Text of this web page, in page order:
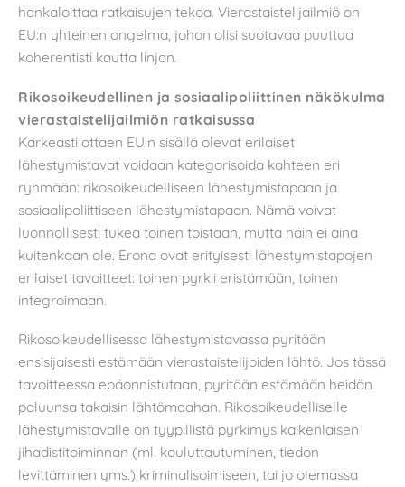
hankaloittaa ratkaisujen tekoa. Vierastaistelijailmiö on
EU:n yhteinen ongelma, johon olisi suotavaa puuttua
koherentisti kautta linjan.
Rikosoikeudellinen ja sosiaalipoliittinen näkökulma
vierastaistelijailmiön ratkaisussa
Karkeasti ottaen EU:n sisällä olevat erilaiset
lähestymistavat voidaan kategorisoida kahteen eri
ryhmään: rikosoikeudelliseen lähestymistapaan ja
sosiaalipoliittiseen lähestymistapaan. Nämä voivat
luonnollisesti tukea toinen toistaan, mutta näin ei aina
kuitenkaan ole. Erona ovat erityisesti lähestymistapojen
erilaiset tavoitteet: toinen pyrkii eristämään, toinen
integroimaan.
Rikosoikeudellisessa lähestymistavassa pyritään
ensisijaisesti estämään vierastaistelijoiden lähtö. Jos tässä
tavoitteessa epäonnistutaan, pyritään estämään heidän
paluunsa takaisin lähtömaahan. Rikosoikeudelliselle
lähestymistavalle on tyypillistä pyrkimys kaikenlaisen
jihadistitoiminnan (ml. kouluttautuminen, tiedon
levittäminen yms.) kriminalisoimiseen, tai jo olemassa